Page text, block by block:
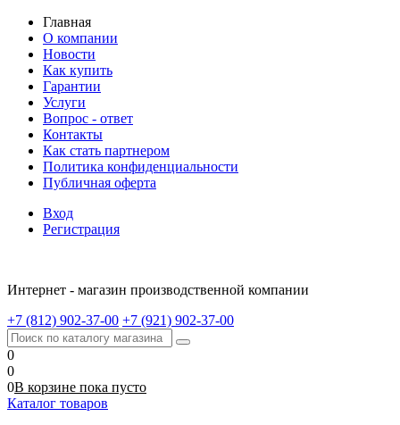
Главная
О компании
Новости
Как купить
Гарантии
Услуги
Вопрос - ответ
Контакты
Как стать партнером
Политика конфиденциальности
Публичная оферта
Вход
Регистрация
Интернет - магазин производственной компании
+7 (812) 902-37-00 +7 (921) 902-37-00
0
0
0В корзине пока пусто
Каталог товаров